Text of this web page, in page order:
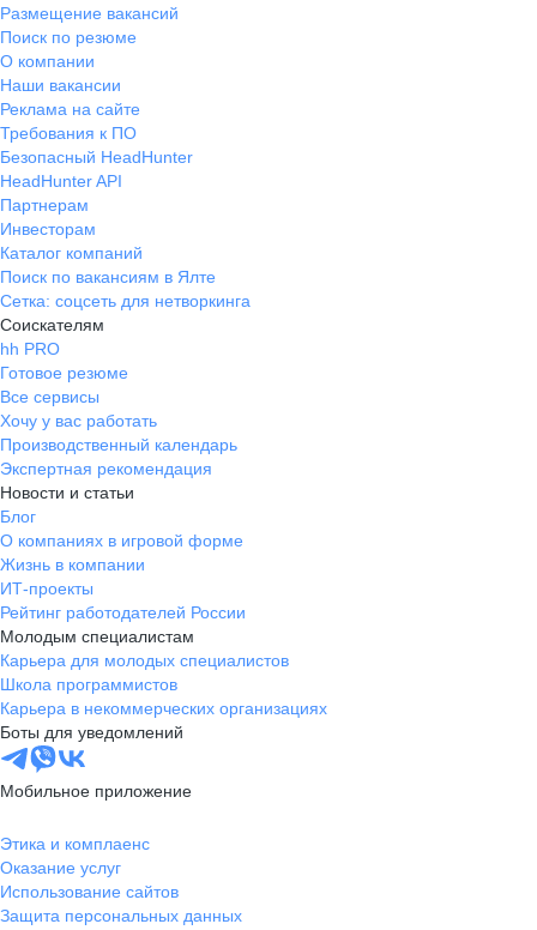
Размещение вакансий
Поиск по резюме
О компании
Наши вакансии
Реклама на сайте
Требования к ПО
Безопасный HeadHunter
HeadHunter API
Партнерам
Инвесторам
Каталог компаний
Поиск по вакансиям в Ялте
Сетка: соцсеть для нетворкинга
Соискателям
hh PRO
Готовое резюме
Все сервисы
Хочу у вас работать
Производственный календарь
Экспертная рекомендация
Новости и статьи
Блог
О компаниях в игровой форме
Жизнь в компании
ИТ-проекты
Рейтинг работодателей России
Молодым специалистам
Карьера для молодых специалистов
Школа программистов
Карьера в некоммерческих организациях
Боты для уведомлений
Мобильное приложение
Этика и комплаенс
Оказание услуг
Использование сайтов
Защита персональных данных